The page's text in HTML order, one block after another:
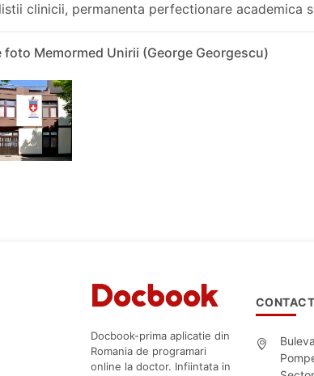
clinicii, permanenta perfectionare academica
foto Memormed Unirii (George Georgescu)
Docbook-prima aplicatie din
Romania de programari
online la doctor. Infiintata in
CONTACT